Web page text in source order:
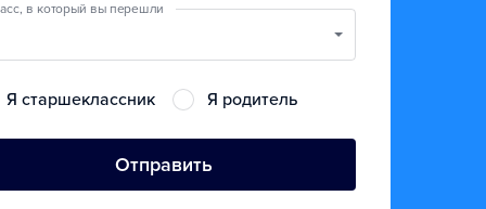
в который вы перешли
Я старшеклассник Я родитель
Отправить